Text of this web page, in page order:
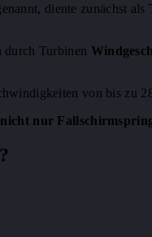
diente zunächst als
durch Turbinen
von bis zu
nicht nur